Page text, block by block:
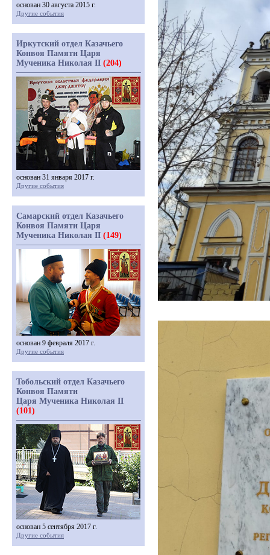
основан 30 августа 2015 г.
Другие события
Иркутский отдел Казачьего
Конвоя Памяти Царя
Мученика Николая II (204)
основан 31 января 2017 г.
Другие события
Самарский отдел Казачьего
Конвоя Памяти Царя
Мученика Николая II (149)
основан 9 февраля 2017 г.
Другие события
Тобольский отдел Казачьего
Конвоя Памяти
Царя Мученика Николая II
(101)
основан 5 сентября 2017 г.
Другие события